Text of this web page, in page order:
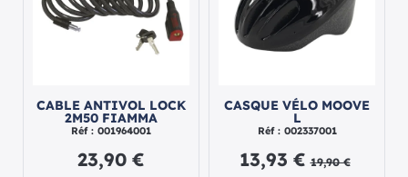
CABLE ANTIVOL LOCK
2M50 FIAMMA
Réf : 001964001
23,90 €
CASQUE VÉLO MOOVE
L
Réf : 002337001
13,93 € 19,90 €